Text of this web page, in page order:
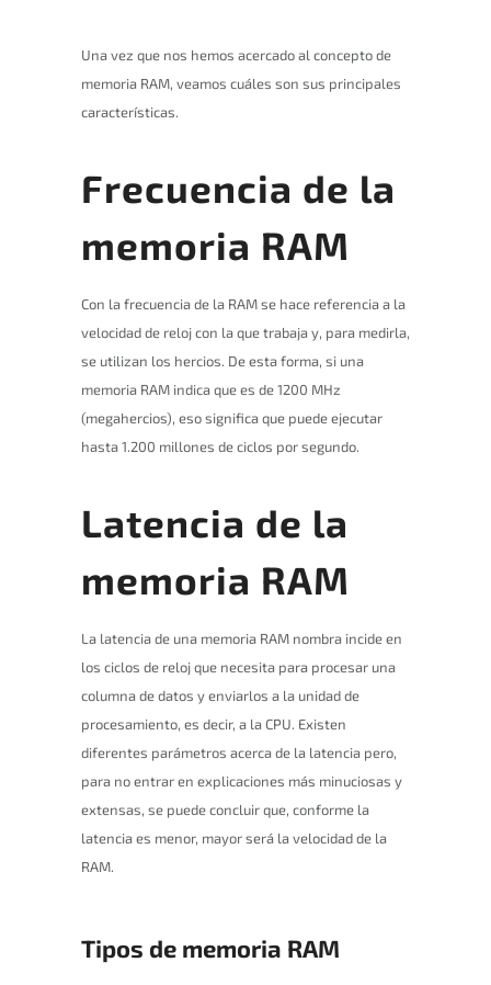
Una vez que nos hemos acercado al concepto de
memoria RAM, veamos cuáles son sus principales
características.
Frecuencia de la
memoria RAM
Con la frecuencia de la RAM se hace referencia a la
velocidad de reloj con la que trabaja y, para medirla,
se utilizan los hercios. De esta forma, si una
memoria RAM indica que es de 1200 MHz
(megahercios), eso significa que puede ejecutar
hasta 1.200 millones de ciclos por segundo.
Latencia de la
memoria RAM
La latencia de una memoria RAM nombra incide en
los ciclos de reloj que necesita para procesar una
columna de datos y enviarlos a la unidad de
procesamiento, es decir, a la CPU. Existen
diferentes parámetros acerca de la latencia pero,
para no entrar en explicaciones más minuciosas y
extensas, se puede concluir que, conforme la
latencia es menor, mayor será la velocidad de la
RAM.
Tipos de memoria RAM